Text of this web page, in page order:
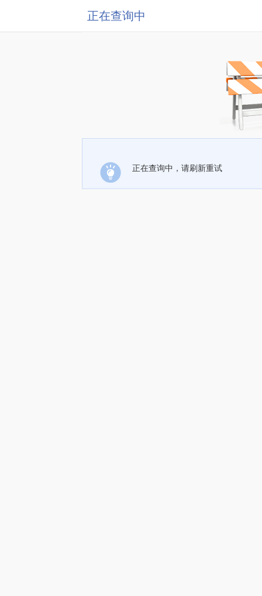
正在查询中
正在查询中，请刷新重试